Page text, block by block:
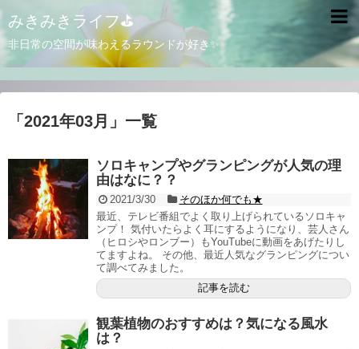
みきみきライフ⛳
非日常の空間が味わえるラウンドが好き✨
「 2021年03月 」 一覧
ソロキャンプやグランピングが人気の理
由はなに？？
2021/3/30
そのほか何でも★
最近、テレビ番組でよく取り上げられているソロキャ
ンプ！ 気付いたらよく耳にするようになり、芸人さん
（ヒロシやロンブー）もYouTubeに動画をあげたりし
てますよね。 その他、最近人気なグランピングについ
て調べてみました。
記事を読む
観葉植物のおすすめは？気になる風水
は？